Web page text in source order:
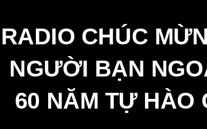
RADIO CHÚC
NGƯỜI BẠN
60 NĂM TỰ HÀO